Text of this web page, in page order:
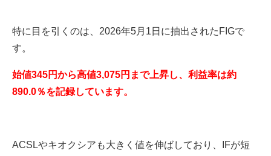
特に目を引くのは、2026年5月1日に抽出されたFIGで
す。
始値345円から高値3,075円まで上昇し、利益率は約
890.0％を記録しています。
ACSLやキオクシアも大きく値を伸ばしており、IFが短